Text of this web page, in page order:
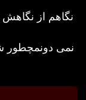
نگاهم از
نمی دونمچطور